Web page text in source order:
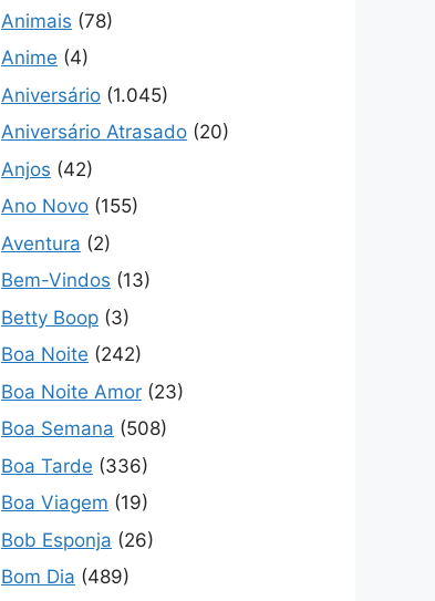
Animais (78)
Anime (4)
Aniversário (1.045)
Aniversário Atrasado (20)
Anjos (42)
Ano Novo (155)
Aventura (2)
Bem-Vindos (13)
Betty Boop (3)
Boa Noite (242)
Boa Noite Amor (23)
Boa Semana (508)
Boa Tarde (336)
Boa Viagem (19)
Bob Esponja (26)
Bom Dia (489)